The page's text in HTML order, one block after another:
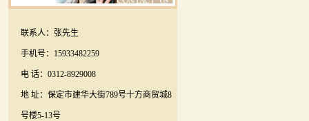
联系人：张先生
手机号：15933482259
电 话：0312-8929008
地 址：保定市建华大街789号十方商贸城8
号楼5-13号